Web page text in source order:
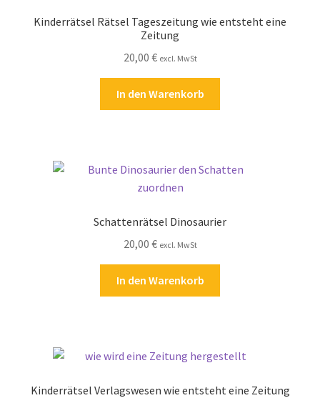
Kinderrätsel Rätsel Tageszeitung wie entsteht eine
Zeitung
20,00 € excl. MwSt
In den Warenkorb
Schattenrätsel Dinosaurier
20,00 € excl. MwSt
In den Warenkorb
Kinderrätsel Verlagswesen wie entsteht eine Zeitung